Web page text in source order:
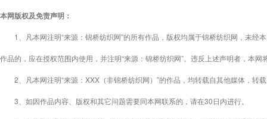
本网版权及免责声明：
1、凡本网注明“来源：锦桥纺织网”的所有作品，版权均属于锦桥纺织网，未经
作品的，应在授权范围内使用，并注明“来源：锦桥纺织网”。违反上述声明者，本网
2、凡本网注明“来源：XXX（非锦桥纺织网）”的作品，均转载自其他媒体，转
3、如因作品内容、版权和其它问题需要同本网联系的，请在30日内进行。